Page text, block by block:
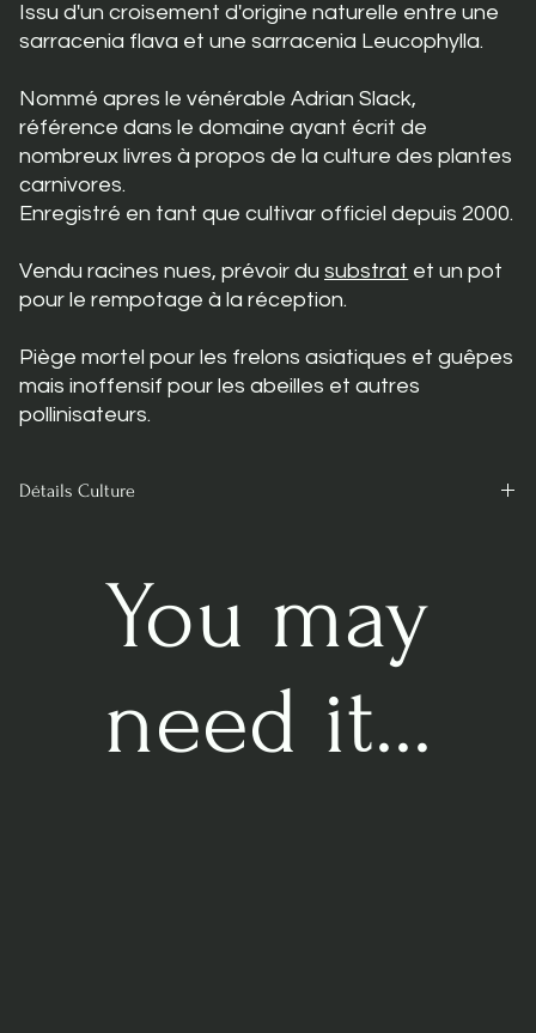
Issu d'un croisement d'origine naturelle entre une
sarracenia flava et une sarracenia Leucophylla.
Nommé apres le vénérable Adrian Slack,
référence dans le domaine ayant écrit de
nombreux livres à propos de la culture des plantes
carnivores.
Enregistré en tant que cultivar officiel depuis 2000.
Vendu racines nues, prévoir dusubstrat et un pot
pour le rempotage à la réception.
Piège mortel pour les frelons asiatiques et guêpes
mais inoffensif pour les abeilles et autres
pollinisateurs.
Détails Culture
vigueur de la plante et qu’elle ne meurt pas prématurément.
Besoin de lumière et d’eau en abondance.
Utiliser uniquement de l'eau déminéralisée, osmosée ou de
Pour plus de détails lisez notreguide sur l'eau
You may
need it...